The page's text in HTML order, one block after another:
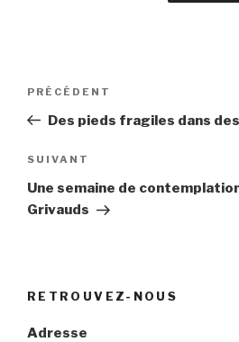
Navigation
l’article
Article
précédent
PRÉCÉDENT
Des pieds fragiles dans
Article
suivant
SUIVANT
Une semaine de
Grivauds
RETROUVEZ-NOUS
Adresse